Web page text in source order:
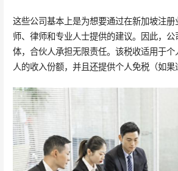
这些公司基本上是为想要通过在新加坡注
师、律师和专业人士提供的建议。因此，
体，合伙人承担无限责任。该税收适用于
人的收入份额，并且还提供个人免税（如果